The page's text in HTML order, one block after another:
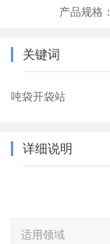
产品规格：
关键词
吨袋开袋站
详细说明
适用领域